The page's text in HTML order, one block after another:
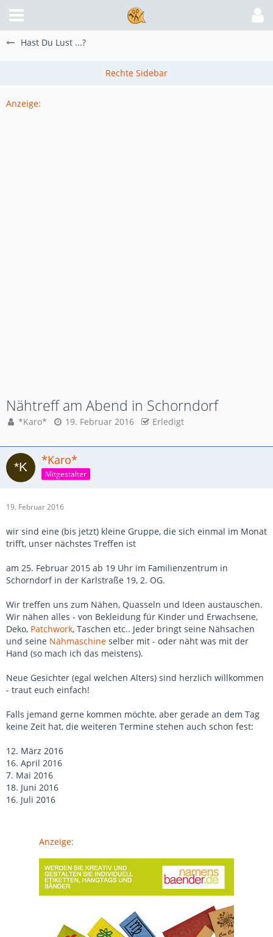
Hast Du Lust ...?
Anzeige:
Nähtreff am Abend in Schorndorf
*Karo* 19. Februar 2016 Erledigt
*Karo*
Mitgestalter
19. Februar 2016
wir sind eine (bis jetzt) kleine Gruppe, die sich einmal im Monat
trifft, unser nächstes Treffen ist
am 25. Februar 2015 ab 19 Uhr im Familienzentrum in
Schorndorf in der Karlstraße 19, 2. OG.
Wir treffen uns zum Nähen, Quasseln und Ideen austauschen.
Wir nähen alles - von Bekleidung für Kinder und Erwachsene,
Deko, Patchwork, Taschen etc.. Jeder bringt seine Nähsachen
und seine Nähmaschine selber mit - oder näht was mit der
Hand (so mach ich das meistens).
Neue Gesichter (egal welchen Alters) sind herzlich willkommen
- traut euch einfach!
Falls jemand gerne kommen möchte, aber gerade an dem Tag
keine Zeit hat, die weiteren Termine stehen auch schon fest:
12. März 2016
16. April 2016
7. Mai 2016
18. Juni 2016
16. Juli 2016
Anzeige: